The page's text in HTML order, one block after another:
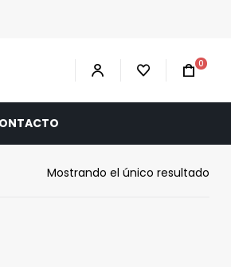
0
Mostrando el único resultado